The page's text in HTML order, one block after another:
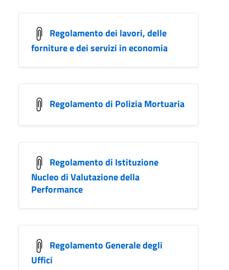
Regolamento dei lavori, delle
forniture e dei servizi in economia
Regolamento di Polizia Mortuaria
Regolamento di Istituzione
Nucleo di Valutazione della
Performance
Regolamento Generale degli
Uffici